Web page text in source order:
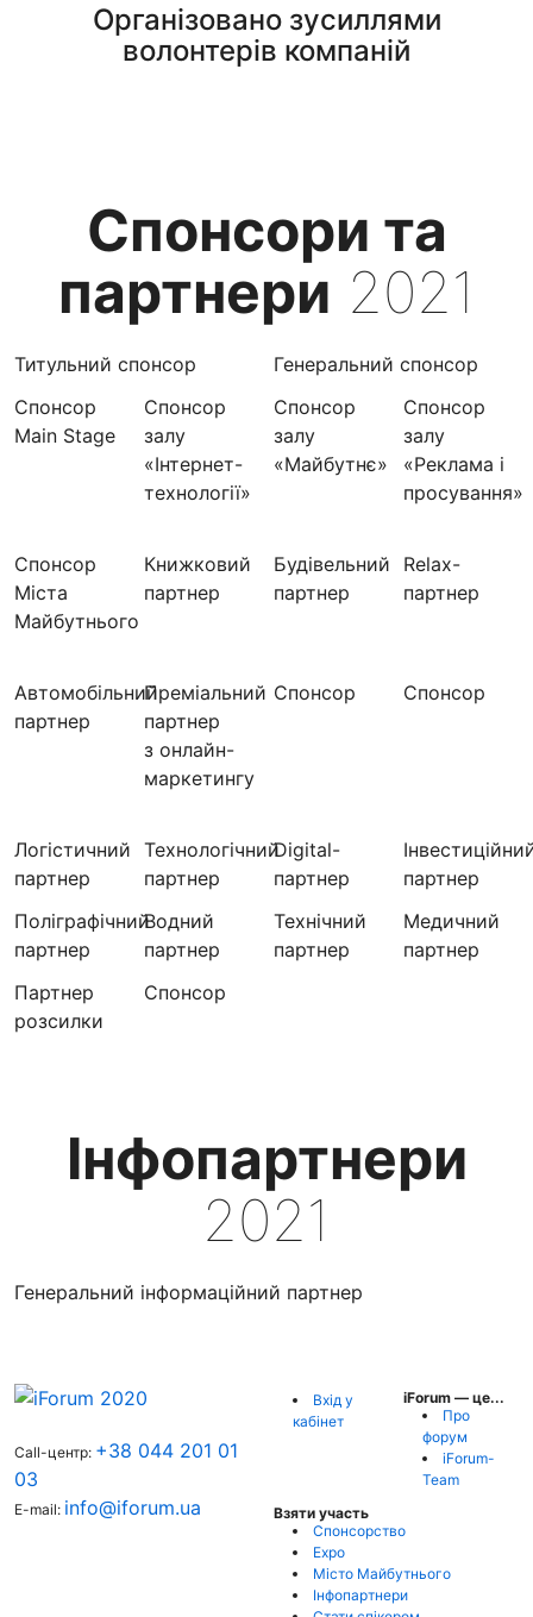
Організовано зусиллями
волонтерів компаній
Спонсори та
партнери 2021
Титульний спонсор
Генеральний спонсор
Спонсор
Main Stage
Спонсор
залу
«Інтернет-
технології»
Спонсор
залу
«Майбутнє»
Спонсор
залу
«Реклама і
просування»
Спонсор
Міста
Майбутнього
Книжковий
партнер
Будівельний
партнер
Relax-
партнер
Автомобільний
партнер
Преміальний
партнер
з онлайн-
маркетингу
Спонсор Спонсор
Логістичний
партнер
Технологічний
партнер
Digital-
партнер
партнер
Поліграфічний
партнер
Водний
партнер
Технічний
партнер
Медичний
партнер
Партнер
розсилки
Cпонсор
Інфопартнери
2021
Генеральний інформаційний партнер
Call-центр: +38 044 201 01
03
E-mail: info@iforum.ua
Вхід у
кабінет
iForum — це...
Про
форум
iForum-
Team
Взяти участь
Спонсорство
Expo
Місто Майбутнього
Інфопартнери